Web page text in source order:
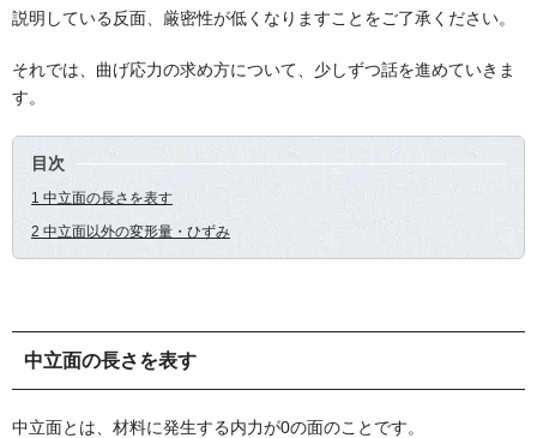
説明している反面、厳密性が低くなりますことをご了承ください。
それでは、曲げ応力の求め方について、少しずつ話を進めていきま
す。
目次
1 中立面の長さを表す
2 中立面以外の変形量・ひずみ
中立面の長さを表す
中立面とは、材料に発生する内力が0の面のことです。